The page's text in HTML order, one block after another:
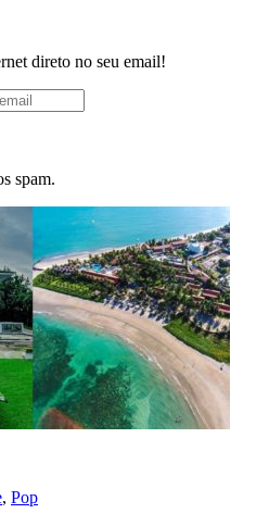
direto no seu email!
spam.
, Pop